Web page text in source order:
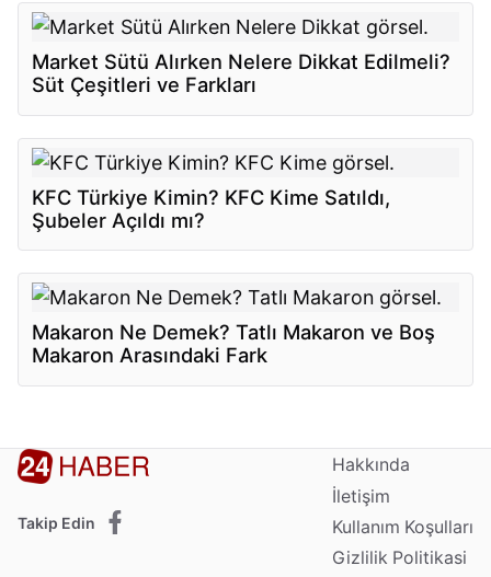
Market Sütü Alırken Nelere Dikkat Edilmeli?
Süt Çeşitleri ve Farkları
KFC Türkiye Kimin? KFC Kime Satıldı,
Şubeler Açıldı mı?
Makaron Ne Demek? Tatlı Makaron ve Boş
Makaron Arasındaki Fark
Takip Edin
Hakkında
İletişim
Kullanım Koşulları
Gizlilik Politikasi